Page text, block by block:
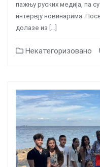
пажњу руских медија, па
интервју новинарима.
долазе из […]
Некатегоризовано